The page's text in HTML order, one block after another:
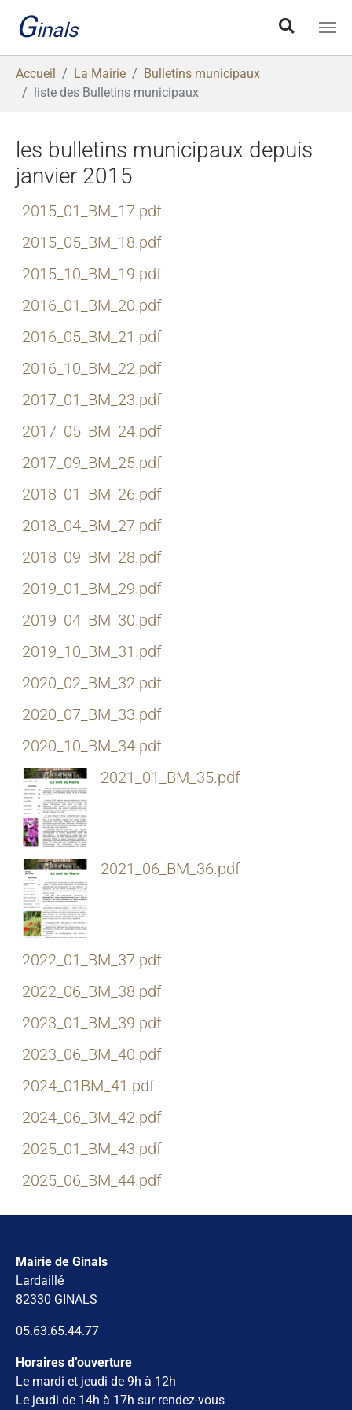
Ginals
Accueil La Mairie
Bulletins municipaux
liste des Bulletins municipaux
les bulletins municipaux depuis
janvier 2015
2015_01_BM_17.pdf
2015_05_BM_18.pdf
2015_10_BM_19.pdf
2016_01_BM_20.pdf
2016_05_BM_21.pdf
2016_10_BM_22.pdf
2017_01_BM_23.pdf
2017_05_BM_24.pdf
2017_09_BM_25.pdf
2018_01_BM_26.pdf
2018_04_BM_27.pdf
2018_09_BM_28.pdf
2019_01_BM_29.pdf
2019_04_BM_30.pdf
2019_10_BM_31.pdf
2020_02_BM_32.pdf
2020_07_BM_33.pdf
2020_10_BM_34.pdf
2021_01_BM_35.pdf
2021_06_BM_36.pdf
2022_01_BM_37.pdf
2022_06_BM_38.pdf
2023_01_BM_39.pdf
2023_06_BM_40.pdf
2024_01BM_41.pdf
2024_06_BM_42.pdf
2025_01_BM_43.pdf
2025_06_BM_44.pdf
Mairie de Ginals
Lardaillé
82330 GINALS
05.63.65.44.77
Horaires d’ouverture
Le mardi et jeudi de 9h à 12h
Le jeudi de 14h à 17h sur rendez-vous